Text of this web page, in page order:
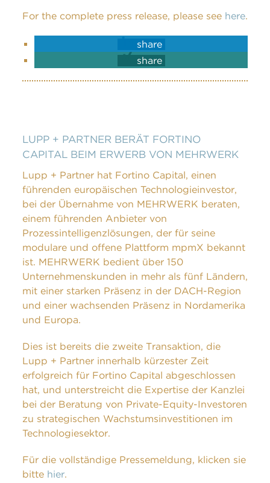
For the complete press release, please see here.
share
share
LUPP + PARTNER BERÄT FORTINO
CAPITAL BEIM ERWERB VON MEHRWERK
Lupp + Partner hat Fortino Capital, einen
führenden europäischen Technologieinvestor,
bei der Übernahme von MEHRWERK beraten,
einem führenden Anbieter von
Prozessintelligenzlösungen, der für seine
modulare und offene Plattform mpmX bekannt
ist. MEHRWERK bedient über 150
Unternehmenskunden in mehr als fünf Ländern,
mit einer starken Präsenz in der DACH-Region
und einer wachsenden Präsenz in Nordamerika
und Europa.
Dies ist bereits die zweite Transaktion, die
Lupp + Partner innerhalb kürzester Zeit
erfolgreich für Fortino Capital abgeschlossen
hat, und unterstreicht die Expertise der Kanzlei
bei der Beratung von Private-Equity-Investoren
zu strategischen Wachstumsinvestitionen im
Technologiesektor.
Für die vollständige Pressemeldung, klicken sie
bitte hier.